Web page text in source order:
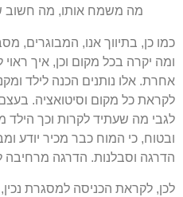
מה משמח אותו, מה חשוב
כמו כן, בתיווך אנו, המבוגרים,
ומה יקרה בכל מקום וכן, איך ראוי
אחרת. אלו נותנים הכנה לילד
לקראת כל מקום וסיטואציה.
לגבי מה שעתיד לקרות וכך הילד
ובטוח, כי המוח כבר מכיר יודע
הדרגה וסבלנות. הדרגה מרחיבה
לכן, לקראת הכניסה למסגרת